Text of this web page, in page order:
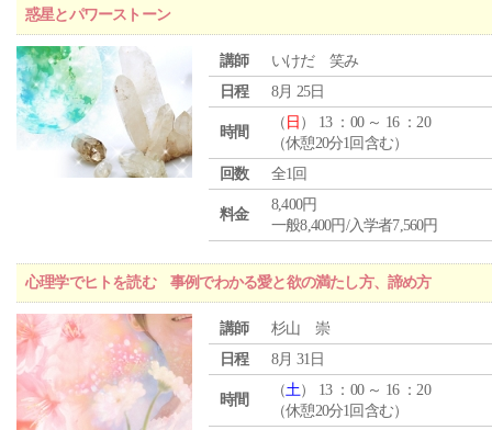
惑星とパワーストーン
講師
いけだ 笑み
日程
8月 25日
時間
（ 日 ） 13 ：00 ～ 16 ：20
（休憩20分1回含む）
回数
全1回
料金
8,400円
一般8,400円/入学者7,560円
心理学でヒトを読む 事例でわかる愛と欲の満たし方、諦め方
講師
杉山 崇
日程
8月 31日
時間
（土） 13 ：00 ～ 16 ：20
（休憩20分1回含む）